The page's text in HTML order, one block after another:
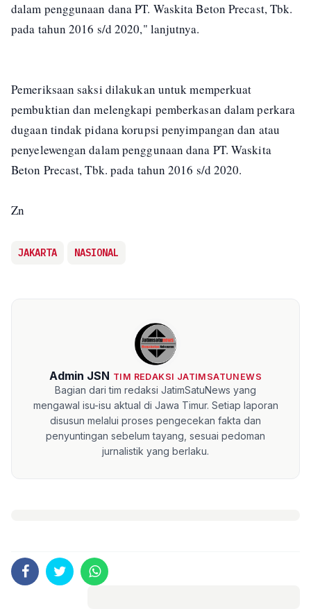
dalam penggunaan dana PT. Waskita Beton Precast, Tbk.
pada tahun 2016 s/d 2020," lanjutnya.
Pemeriksaan saksi dilakukan untuk memperkuat
pembuktian dan melengkapi pemberkasan dalam perkara
dugaan tindak pidana korupsi penyimpangan dan atau
penyelewengan dalam penggunaan dana PT. Waskita
Beton Precast, Tbk. pada tahun 2016 s/d 2020.
Zn
JAKARTA NASIONAL
Admin JSN TIM REDAKSI JATIMSATUNEWS
Bagian dari tim redaksi JatimSatuNews yang
mengawal isu-isu aktual di Jawa Timur. Setiap laporan
disusun melalui proses pengecekan fakta dan
penyuntingan sebelum tayang, sesuai pedoman
jurnalistik yang berlaku.